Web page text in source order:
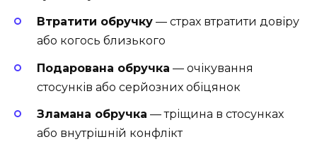
Втратити обручку — страх втратити довіру
або когось близького
Подарована обручка — очікування
стосунків або серйозних обіцянок
Зламана обручка — тріщина в стосунках
або внутрішній конфлікт